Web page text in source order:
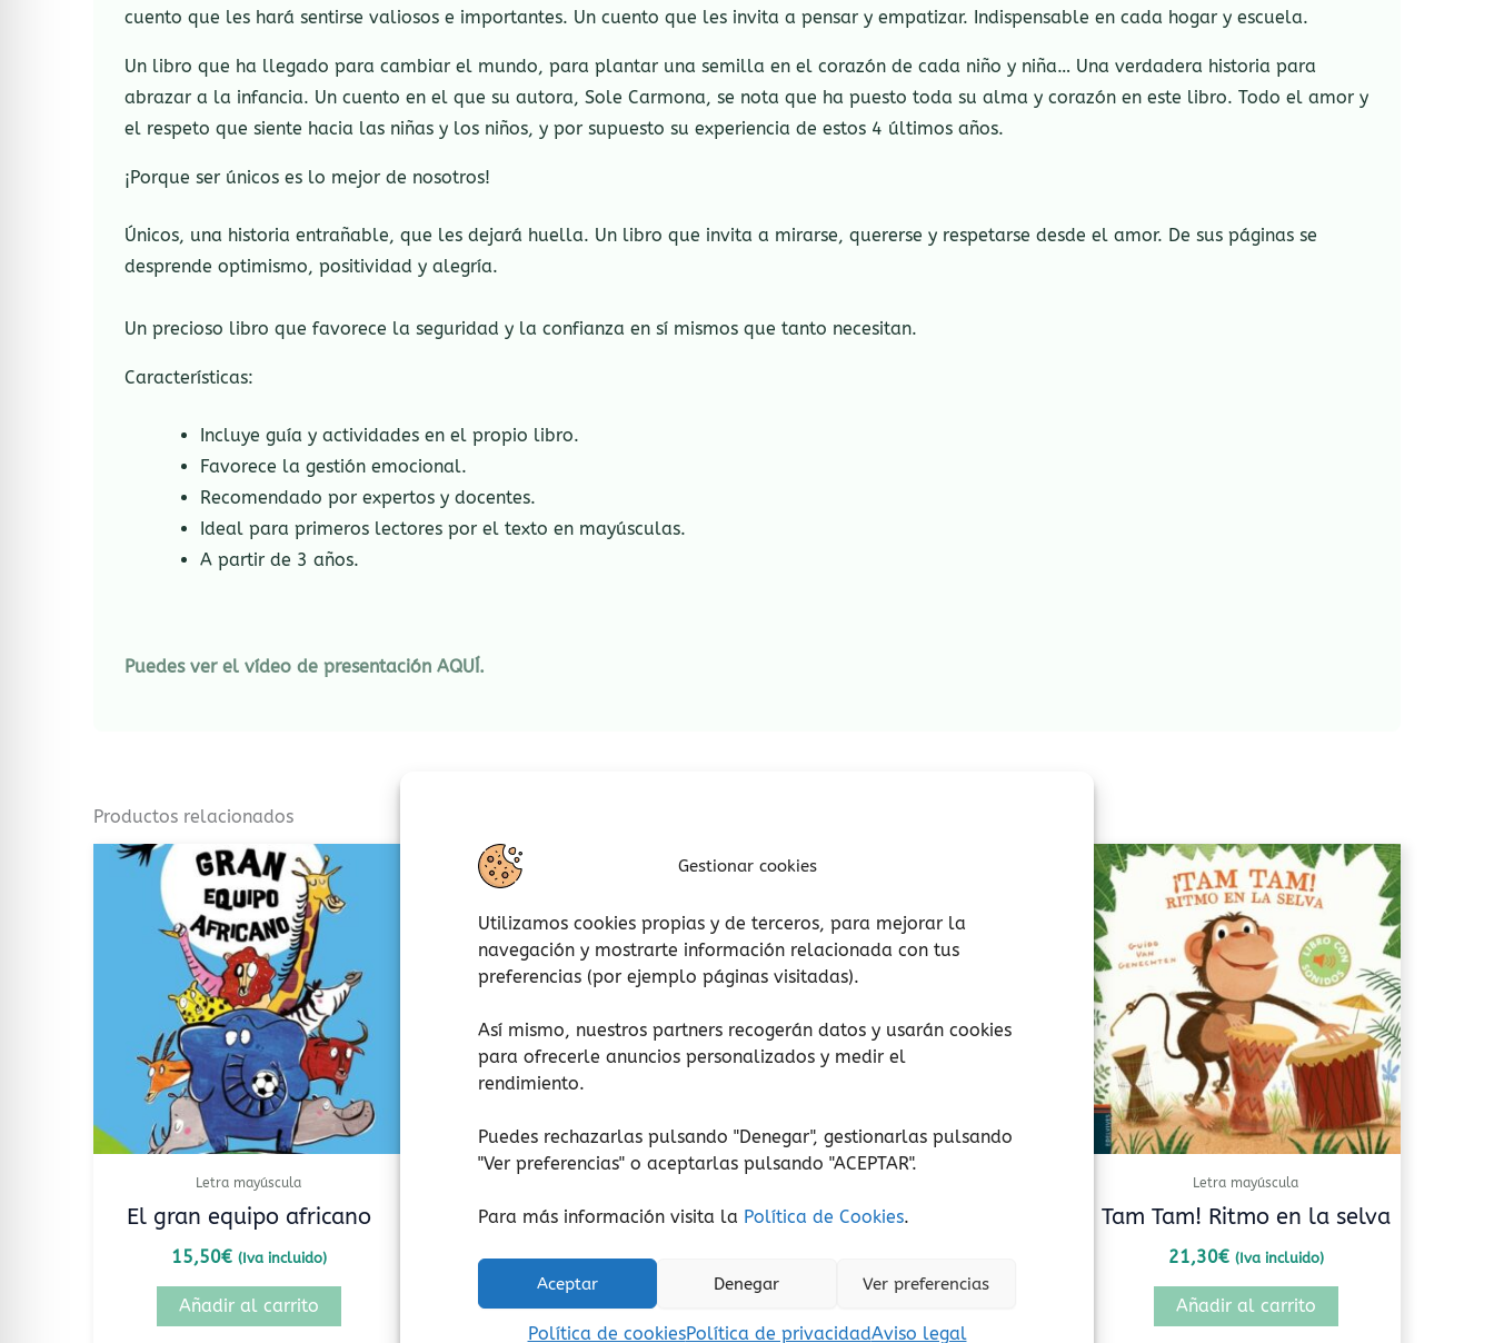
Gestionar cookies
Utilizamos cookies propias y de terceros, para mejorar la
navegación y mostrarte información relacionada con tus
preferencias (por ejemplo páginas visitadas).
Así mismo, nuestros partners recogerán datos y usarán cookies
para ofrecerle anuncios personalizados y medir el
rendimiento.
Puedes rechazarlas pulsando "Denegar", gestionarlas pulsando
"Ver preferencias" o aceptarlas pulsando "ACEPTAR".
Para más información visita la Política de Cookies.
Aceptar Denegar Ver preferencias
Política de cookiesPolítica de privacidadAviso legal
cuento que les hará sentirse valiosos e importantes. Un cuento que les invita a pensar y empatizar. Indispensable en cada hogar y escuela.
Un libro que ha llegado para cambiar el mundo, para plantar una semilla en el corazón de cada niño y niña… Una verdadera historia para
abrazar a la infancia. Un cuento en el que su autora, Sole Carmona, se nota que ha puesto toda su alma y corazón en este libro. ⁣Todo el amor y
el respeto que siente hacia las niñas y los niños, y por supuesto su experiencia de estos 4 últimos años.
¡Porque ser únicos es lo mejor de nosotros!
Únicos, una historia entrañable, que les dejará huella. Un libro que invita a mirarse, quererse y respetarse desde el amor. De sus páginas se
desprende optimismo, positividad y alegría. ⁣
Un precioso libro que favorece la seguridad y la confianza en sí mismos que tanto necesitan.⁣
Características:
Incluye guía y actividades en el propio libro.
Favorece la gestión emocional.
Recomendado por expertos y docentes.
Ideal para primeros lectores por el texto en mayúsculas.
A partir de 3 años.
Puedes ver el vídeo de presentación AQUÍ.
Productos relacionados
Letra mayúscula
El gran equipo africano
15,50€ (Iva incluido)
Añadir al carrito
ABC de los buenos modales
18,50€ (Iva incluido)
Añadir al carrito
¡Me importa un pimiento!
Letra mayúscula
Tam Tam! Ritmo en la selva
21,30€ (Iva incluido)
Añadir al carrito